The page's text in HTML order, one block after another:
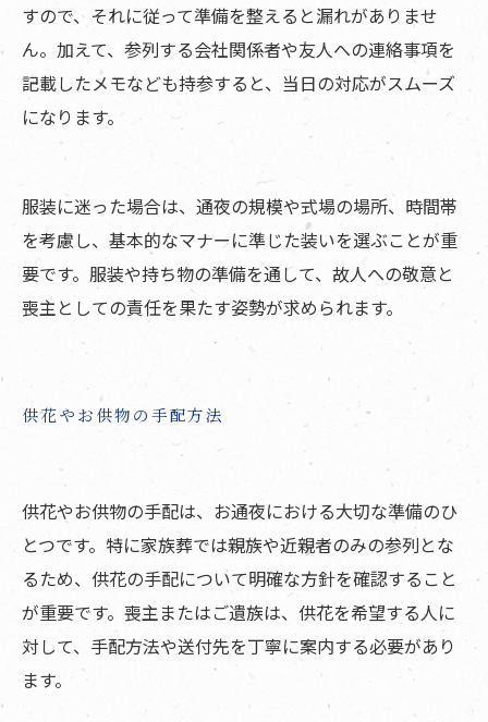
すので、それに従って準備を整えると漏れがありませ
ん。加えて、参列する会社関係者や友人への連絡事項を
記載したメモなども持参すると、当日の対応がスムーズ
になります。
服装に迷った場合は、通夜の規模や式場の場所、時間帯
を考慮し、基本的なマナーに準じた装いを選ぶことが重
要です。服装や持ち物の準備を通して、故人への敬意と
喪主としての責任を果たす姿勢が求められます。
供花やお供物の手配方法
供花やお供物の手配は、お通夜における大切な準備のひ
とつです。特に家族葬では親族や近親者のみの参列とな
るため、供花の手配について明確な方針を確認すること
が重要です。喪主またはご遺族は、供花を希望する人に
対して、手配方法や送付先を丁寧に案内する必要があり
ます。